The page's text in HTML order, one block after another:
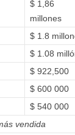
$ 1,86
millones
$ 1.8
$ 1.08
$ 922,500
$ 600 000
$ 540 000
vendida